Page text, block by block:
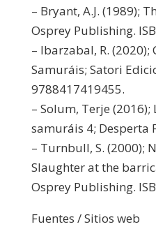
– Bryant, A.J. (1989);
Osprey Publishing.
– Ibarzabal, R. (2020);
Samuráis; Satori
9788417419455.
– Solum, Terje (2016);
samuráis 4; Desperta
– Turnbull, S. (2000);
Slaughter at the
Osprey Publishing.
Fuentes / Sitios web